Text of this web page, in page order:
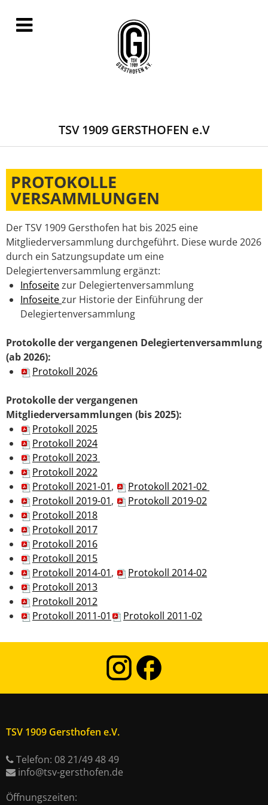
TSV 1909 GERSTHOFEN e.V
PROTOKOLLE
VERSAMMLUNGEN
Der TSV 1909 Gersthofen hat bis 2025 eine
Mitgliederversammlung durchgeführt. Diese wurde 2026
durch ein Satzungsupdate um eine
Delegiertenversammlung ergänzt:
Infoseitezur Delegiertenversammlung
Infoseitezur Historie der Einführung der
Delegiertenversammlung
Protokolle der vergangenen Delegiertenversammlung
(ab 2026):
Protokoll 2026
Protokolle der vergangenen
Mitgliederversammlungen (bis 2025):
Protokoll 2025
Protokoll 2024
Protokoll 2023
Protokoll 2022
Protokoll 2021-01, Protokoll 2021-02
Protokoll 2019-01,
Protokoll 2019-02
Protokoll 2018
Protokoll 2017
Protokoll 2016
Protokoll 2015
Protokoll 2014-01,
Protokoll 2014-02
Protokoll 2013
Protokoll 2012
Protokoll 2011-01
Protokoll 2011-02
TSV 1909 Gersthofen e.V.
Telefon: 08 21/49 48 49
info@tsv-gersthofen.de
Öffnungszeiten: